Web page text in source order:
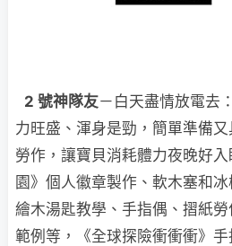
2 號神隊友－白天盡情放電去
力旺盛、渾身是勁，簡單準備
勞作，讓寶貝消耗體力夜晚好
園》個人徽章製作、軟木塞和
繪木湯匙教學、手指偶、摺紙
範例等，《全球探險衝衝衝》